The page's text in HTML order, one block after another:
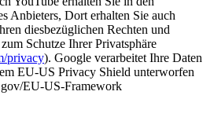
Anbieters, Dort erhalten Sie auch
diesbezüglichen Rechten und
Schutze Ihrer Privatsphäre
privacy). Google verarbeitet Ihre Daten
EU-US Privacy Shield unterworfen
EU-US-Framework